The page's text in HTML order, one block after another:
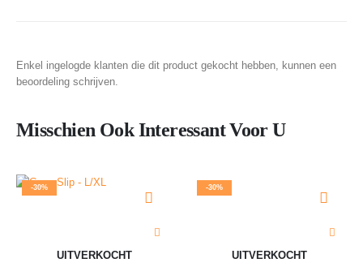
Enkel ingelogde klanten die dit product gekocht hebben, kunnen een
beoordeling schrijven.
Misschien Ook Interessant Voor U
-30%
UITVERKOCHT
-30%
UITVERKOCHT